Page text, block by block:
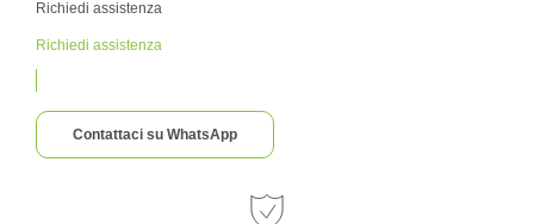
Richiedi assistenza
Richiedi assistenza
Contattaci su WhatsApp